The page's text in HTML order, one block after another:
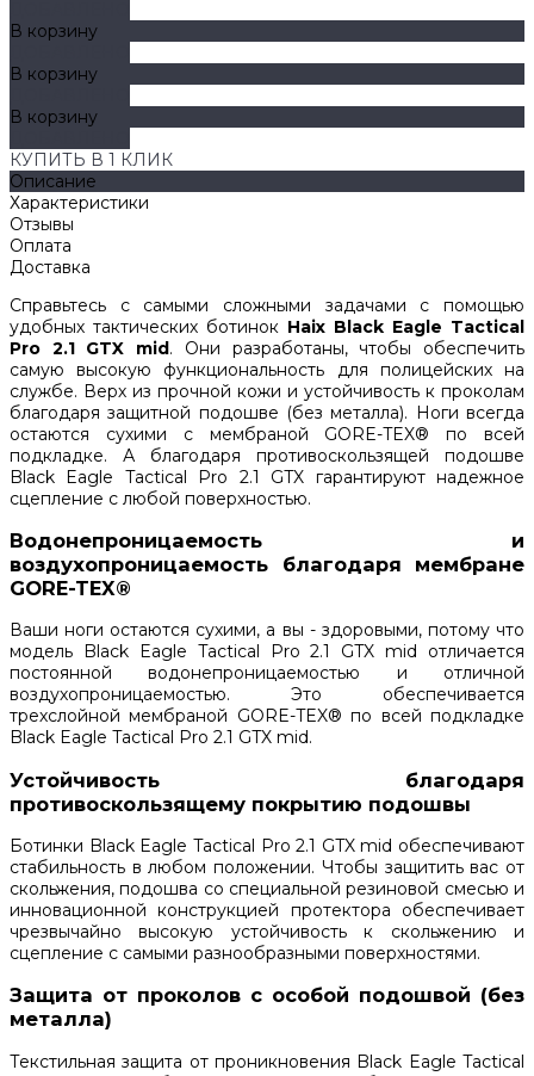
В корзину
В корзину
В корзину
КУПИТЬ В 1 КЛИК
Описание
Характеристики
Отзывы
Оплата
Доставка
Справьтесь с самыми сложными задачами с помощью
удобных тактических ботинок Haix Black Eagle Tactical
Pro 2.1 GTX mid. Они разработаны, чтобы обеспечить
самую высокую функциональность для полицейских на
службе. Верх из прочной кожи и устойчивость к проколам
благодаря защитной подошве (без металла). Ноги всегда
остаются сухими с мембраной GORE-TEX® по всей
подкладке. А благодаря противоскользящей подошве
Black Eagle Tactical Pro 2.1 GTX гарантируют надежное
сцепление с любой поверхностью.
Водонепроницаемость и
воздухопроницаемость благодаря мембране
GORE-TEX®
Ваши ноги остаются сухими, а вы - здоровыми, потому что
модель Black Eagle Tactical Pro 2.1 GTX mid отличается
постоянной водонепроницаемостью и отличной
воздухопроницаемостью. Это обеспечивается
трехслойной мембраной GORE-TEX® по всей подкладке
Black Eagle Tactical Pro 2.1 GTX mid.
Устойчивость благодаря
противоскользящему покрытию подошвы
Ботинки Black Eagle Tactical Pro 2.1 GTX mid обеспечивают
стабильность в любом положении. Чтобы защитить вас от
скольжения, подошва со специальной резиновой смесью и
инновационной конструкцией протектора обеспечивает
чрезвычайно высокую устойчивость к скольжению и
сцепление с самыми разнообразными поверхностями.
Защита от проколов с особой подошвой (без
металла)
Текстильная защита от проникновения Black Eagle Tactical